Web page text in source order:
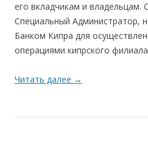
его вкладчикам и владельцам.
Специальный Администратор,
Банком Кипра для
операциями кипрского
Читать далее →